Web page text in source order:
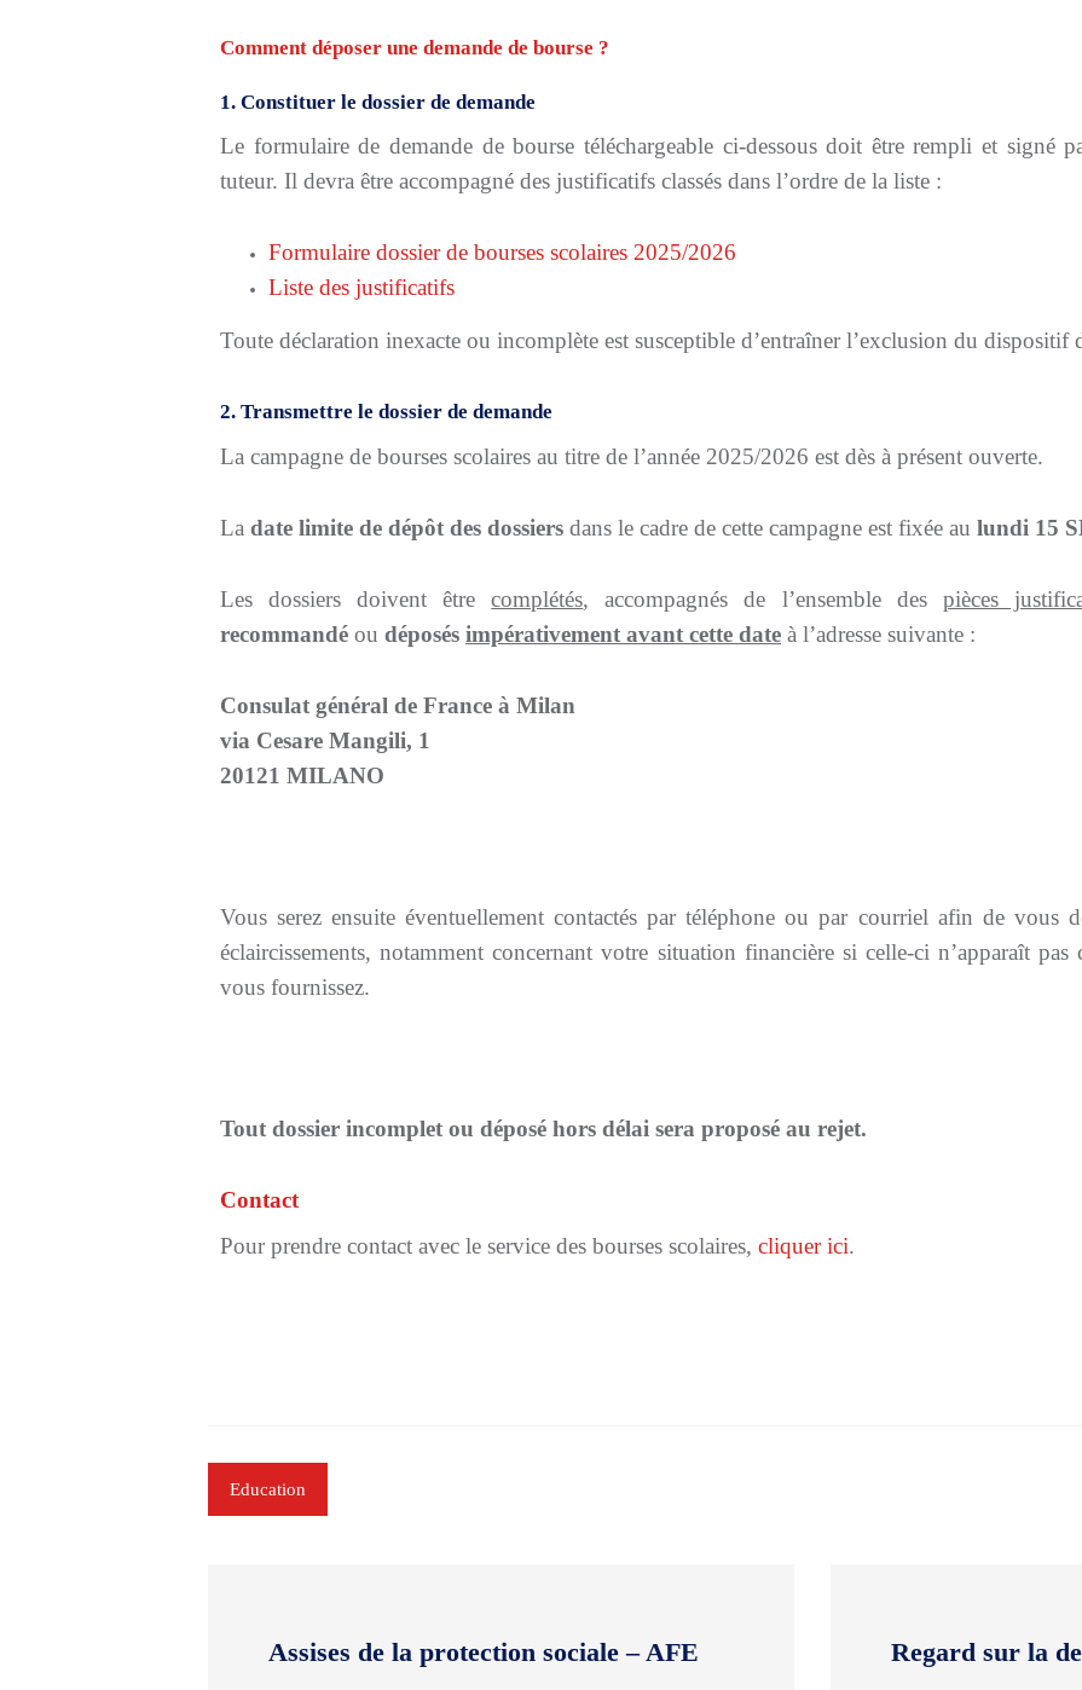
Comment déposer une demande de bourse ?
1. Constituer le dossier de demande
Le formulaire de demande de bourse téléchargeable ci-dessous doit être rempli et signé
tuteur. Il devra être accompagné des justificatifs classés dans l’ordre de la liste :
Formulaire dossier de bourses scolaires 2025/2026
Liste des justificatifs
Toute déclaration inexacte ou incomplète est susceptible d’entraîner l’exclusion du dispositif
2. Transmettre le dossier de demande
La campagne de bourses scolaires au titre de l’année 2025/2026 est dès à présent ouverte.
La date limite de dépôt des dossiers dans le cadre de cette campagne est fixée au lundi 15
Les dossiers doivent êtrecomplétés, accompagnés de l’ensemble des pièces
recommandé ou déposés impérativement avant cette date à l’adresse suivante :
Consulat général de France à Milan
via Cesare Mangili, 1
20121 MILANO
Vous serez ensuite éventuellement contactés par téléphone ou par courriel afin de vous
éclaircissements, notamment concernant votre situation financière si celle-ci n’apparaît
vous fournissez.
Tout dossier incomplet ou déposé hors délai sera proposé au rejet.
Contact
Pour prendre contact avec le service des bourses scolaires, cliquer ici.
Education
Assises de la protection sociale – AFE Regard sur la